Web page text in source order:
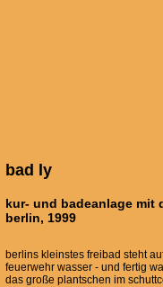
bad ly
kur- und badeanlage mit
berlin, 1999
berlins kleinstes freibad steht
feuerwehr wasser - und fertig
das große plantschen im